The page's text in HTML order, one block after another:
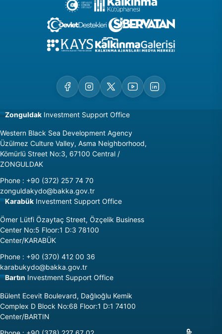
Zonguldak Investment Support Office
Western Black Sea Development Agency
Üzülmez Culture Valley, Asma Neighborhood,
Kömürlü Street No:3, 67100 Central /
ZONGULDAK
Phone : +90 (372) 257 74 70
zonguldakydo@bakka.gov.tr
Karabük Investment Support Office
Ömer Lütfi Özaytaç Street, Özçelik Business
Center No:5 Floor:1 D:3 78100
Center/KARABÜK
Phone : +90 (370) 412 00 36
karabukydo@bakka.gov.tr
Bartın Investment Support Office
Bülent Ecevit Boulevard, Dağlıoğlu Kemik
Complex D Block No:68 Floor:1 D:1 74100
Center/BARTIN